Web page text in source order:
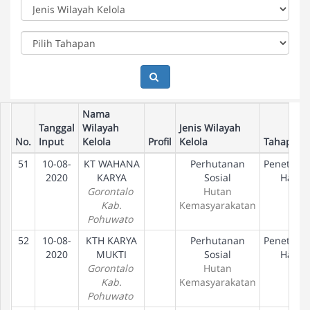
No.
Tanggal
Input
Nama
Wilayah
Kelola
Profil
Jenis Wilayah
Kelola
Tahapan
51
10-08-
2020
KT WAHANA
KARYA
Gorontalo
Kab.
Pohuwato
Perhutanan
Sosial
Hutan
Kemasyarakatan
Hak
52
10-08-
2020
KTH KARYA
MUKTI
Gorontalo
Kab.
Pohuwato
Perhutanan
Sosial
Hutan
Kemasyarakatan
Hak